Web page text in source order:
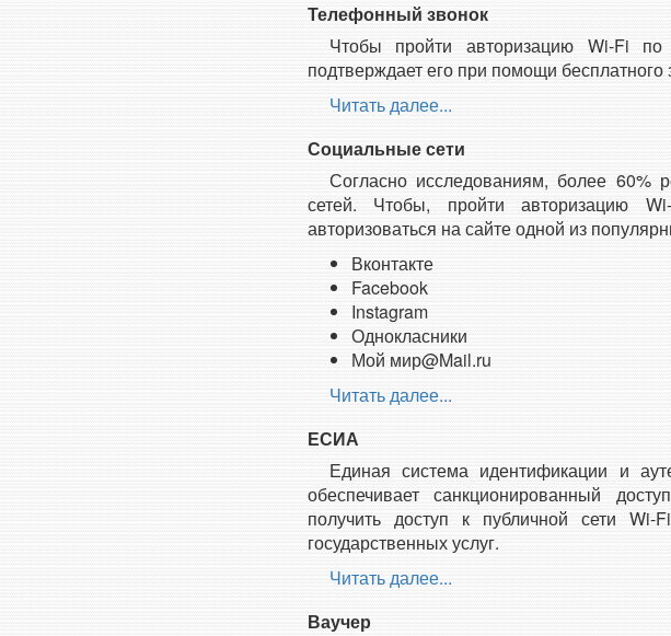
Телефонный звонок
Чтобы пройти авторизацию Wi-Fi
подтверждает его при помощи
Читать далее...
Социальные сети
Согласно исследованиям, более 60%
сетей. Чтобы, пройти авторизацию
авторизоваться на сайте одной из
Вконтакте
Facebook
Instagram
Однокласники
Мой мир@Mail.ru
Читать далее...
ЕСИА
Единая система идентификации и
обеспечивает санкционированный
получить доступ к публичной сети
государственных услуг.
Читать далее...
Ваучер